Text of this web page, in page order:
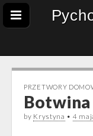
PRZETWORY
by Krystyna • 4